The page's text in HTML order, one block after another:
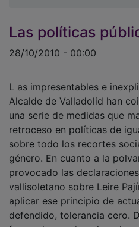
Las políticas
28/10/2010 - 00:00
Alcalde de Valladolid han
una serie de medidas que
retroceso en políticas de
sobre todo los recortes
género. En cuanto a la
provocado las
vallisoletano sobre Leire
aplicar ese principio de
defendido, tolerancia cero.
forma de ser ejemplar y